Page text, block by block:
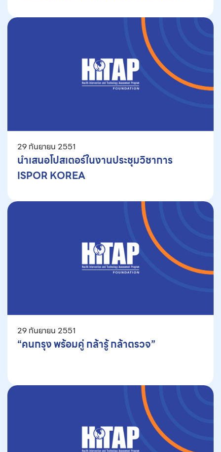
ให้กับ สวปก.
29 กันยายน 2551
นำเสนอโปสเตอร์ในงานประชุมวิชาการ
ISPOR KOREA
29 กันยายน 2551
“คนกรุง พร้อมคู่ กล้ารู้ กล้าตรวจ”